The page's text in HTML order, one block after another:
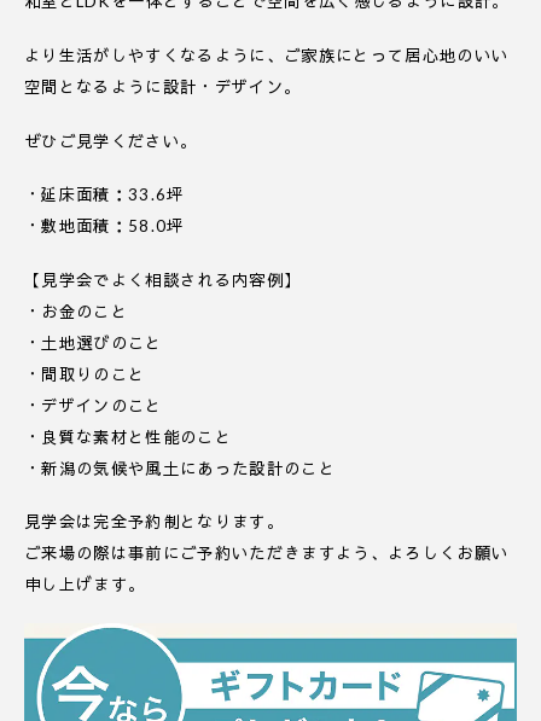
より生活がしやすくなるように、ご家族にとって居心地のいい
空間となるように設計・デザイン。
ぜひご見学ください。
・延床面積：33.6坪
・敷地面積：58.0坪
【見学会でよく相談される内容例】
・お金のこと
・土地選びのこと
・間取りのこと
・デザインのこと
・良質な素材と性能のこと
・新潟の気候や風土にあった設計のこと
見学会は完全予約制となります。
ご来場の際は事前にご予約いただきますよう、よろしくお願い
申し上げます。